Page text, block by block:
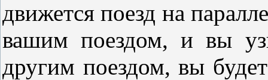
движется поезд на
вашим поездом, и вы
другим поездом, вы